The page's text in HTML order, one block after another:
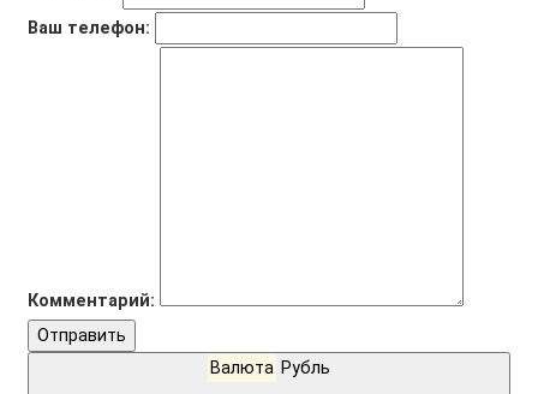
Ваш телефон:
Комментарий:
Отправить
Валюта Рубль